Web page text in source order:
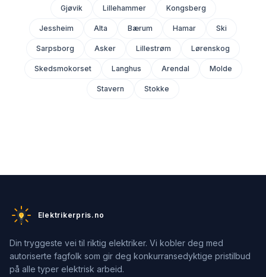
Gjøvik Lillehammer Kongsberg
Jessheim Alta Bærum Hamar Ski
Sarpsborg Asker Lillestrøm Lørenskog
Skedsmokorset Langhus Arendal Molde
Stavern Stokke
Elektrikerpris.no
Din tryggeste vei til riktig elektriker. Vi kobler deg med
autoriserte fagfolk som gir deg konkurransedyktige pristilbud
på alle typer elektrisk arbeid.